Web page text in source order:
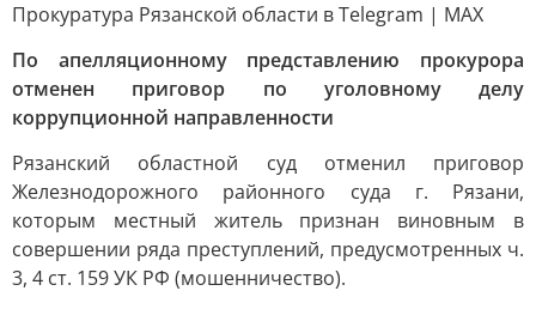
Прокуратура Рязанской области в Telegram | MAX
По апелляционному представлению прокурора
отменен приговор по уголовному делу
коррупционной направленности
Рязанский областной суд отменил приговор
Железнодорожного районного суда г. Рязани,
которым местный житель признан виновным в
совершении ряда преступлений, предусмотренных ч.
3, 4 ст. 159 УК РФ (мошенничество).